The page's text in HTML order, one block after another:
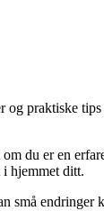
og praktiske
du er en
hjemmet ditt.
små endringer